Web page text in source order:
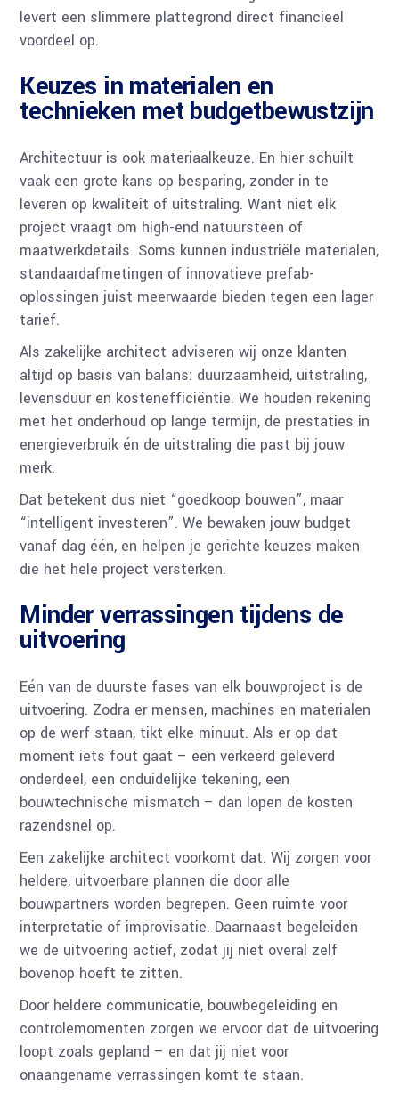
levert een slimmere plattegrond direct financieel
voordeel op.
Keuzes in materialen en
technieken met budgetbewustzijn
Architectuur is ook materiaalkeuze. En hier schuilt
vaak een grote kans op besparing, zonder in te
leveren op kwaliteit of uitstraling. Want niet elk
project vraagt om high-end natuursteen of
maatwerkdetails. Soms kunnen industriële materialen,
standaardafmetingen of innovatieve prefab-
oplossingen juist meerwaarde bieden tegen een lager
tarief.
Als zakelijke architect adviseren wij onze klanten
altijd op basis van balans: duurzaamheid, uitstraling,
levensduur en kostenefficiëntie. We houden rekening
met het onderhoud op lange termijn, de prestaties in
energieverbruik én de uitstraling die past bij jouw
merk.
Dat betekent dus niet “goedkoop bouwen”, maar
“intelligent investeren”. We bewaken jouw budget
vanaf dag één, en helpen je gerichte keuzes maken
die het hele project versterken.
Minder verrassingen tijdens de
uitvoering
Eén van de duurste fases van elk bouwproject is de
uitvoering. Zodra er mensen, machines en materialen
op de werf staan, tikt elke minuut. Als er op dat
moment iets fout gaat – een verkeerd geleverd
onderdeel, een onduidelijke tekening, een
bouwtechnische mismatch – dan lopen de kosten
razendsnel op.
Een zakelijke architect voorkomt dat. Wij zorgen voor
heldere, uitvoerbare plannen die door alle
bouwpartners worden begrepen. Geen ruimte voor
interpretatie of improvisatie. Daarnaast begeleiden
we de uitvoering actief, zodat jij niet overal zelf
bovenop hoeft te zitten.
Door heldere communicatie, bouwbegeleiding en
controlemomenten zorgen we ervoor dat de uitvoering
loopt zoals gepland – en dat jij niet voor
onaangename verrassingen komt te staan.